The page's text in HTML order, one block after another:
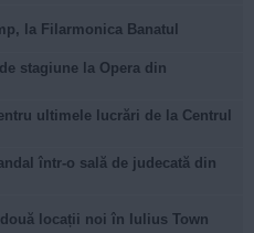
la Filarmonica Banatul
stagiune la Opera din
ultimele lucrări de la Centrul
într-o sală de judecată din
locații noi în Iulius Town